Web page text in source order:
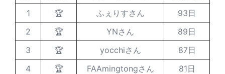
1
🏆 ふぇりすさん
93日
2
🏆 YNさん
89日
3
🏆 yocchiさん
87日
4
🏆 FAAmingtongさん
81日